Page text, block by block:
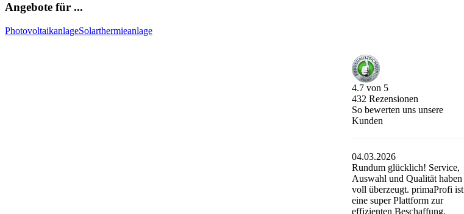
Angebote für ...
PhotovoltaikanlageSolarthermieanlage
4.7 von 5
432 Rezensionen
So bewerten uns unsere
Kunden
04.03.2026
Rundum glücklich! Service,
Auswahl und Qualität haben
voll überzeugt. primaProfi ist
eine super Plattform zur
effizienten Beschaffung.